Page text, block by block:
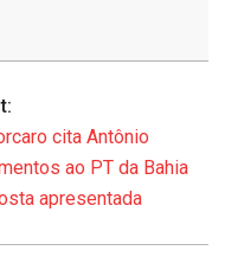
cita Antônio
ao PT da Bahia
apresentada